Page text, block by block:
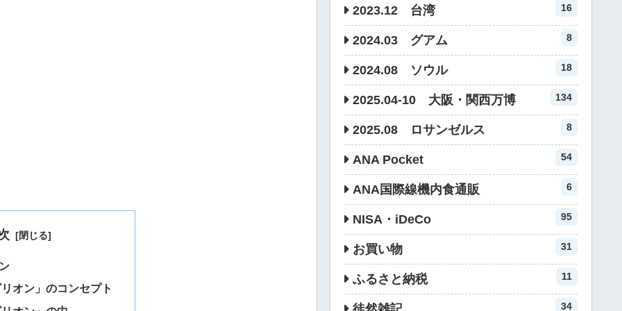
オン」のコンセプト
2023.12 台湾 16
2024.03 グアム 8
2024.08 ソウル 18
2025.04-10 大阪・関西万博 134
2025.08 ロサンゼルス 8
ANA Pocket 54
ANA国際線機内食通販 6
NISA・iDeCo 95
お買い物 31
ふるさと納税 11
34